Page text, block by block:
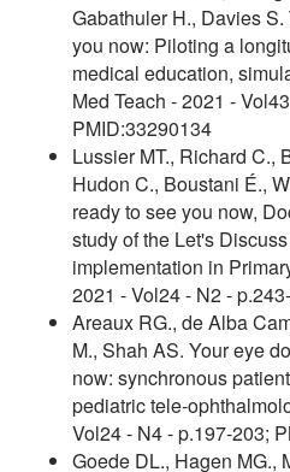
Gabathuler H., Davies
you now: Piloting a
medical education,
Med Teach - 2021 -
PMID:33290134
Lussier MT., Richard C.,
Hudon C., Boustani É.,
ready to see you now,
study of the Let's
implementation in
2021 - Vol24 - N2 -
Areaux RG., de Alba
M., Shah AS. Your eye
now: synchronous
pediatric tele-
Vol24 - N4 - p.197-203;
Goede DL., Hagen MG.,